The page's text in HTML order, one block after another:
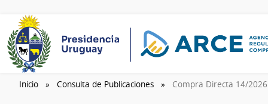
Inicio Consulta de Publicaciones Compra Directa 14/2026